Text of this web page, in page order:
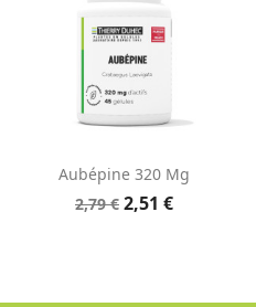
Aubépine 320 Mg
2,79 € 2,51 €